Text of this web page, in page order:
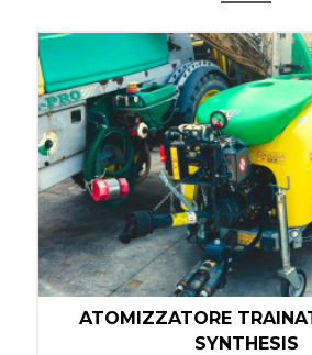
ATOMIZZATORE
SYNTHESIS